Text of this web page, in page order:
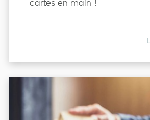
cartes en main !